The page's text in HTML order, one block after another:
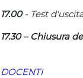
17.00- Test
17.30 – Chiusura
DOCENTI